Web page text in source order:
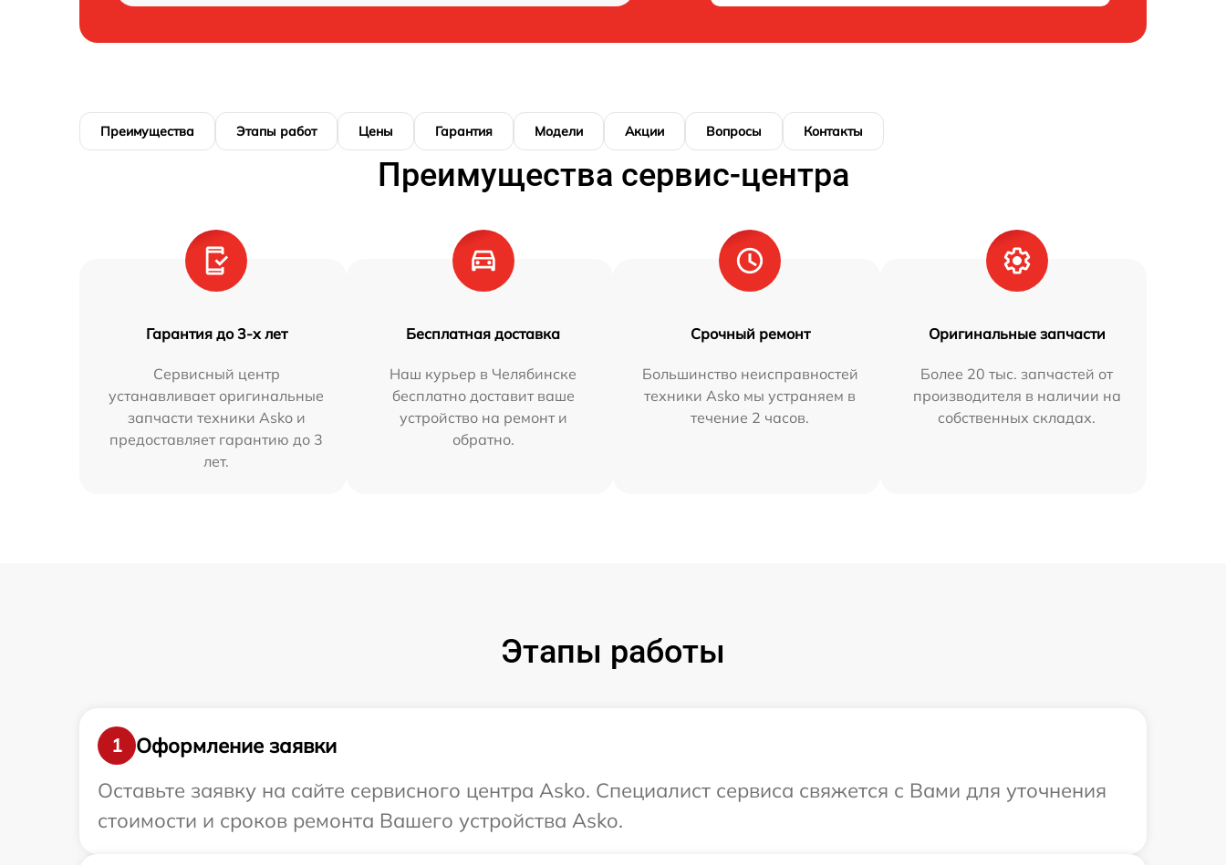
Преимущества Этапы работ Цены Гарантия Модели Акции Вопросы Контакты
Преимущества сервис-центра
Гарантия до 3-х лет
Сервисный центр
устанавливает оригинальные
запчасти техники Asko и
предоставляет гарантию до 3
лет.
Бесплатная доставка
Наш курьер в Челябинске
бесплатно доставит ваше
устройство на ремонт и
обратно.
Срочный ремонт
Большинство неисправностей
техники Asko мы устраняем в
течение 2 часов.
Оригинальные запчасти
Более 20 тыс. запчастей от
производителя в наличии на
собственных складах.
Этапы работы
1
Оформление заявки
Оставьте заявку на сайте сервисного центра Asko. Специалист сервиса свяжется с Вами для уточнения
стоимости и сроков ремонта Вашего устройства Asko.